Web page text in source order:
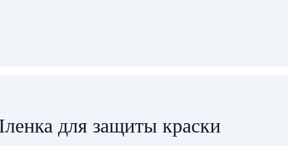
для защиты краски